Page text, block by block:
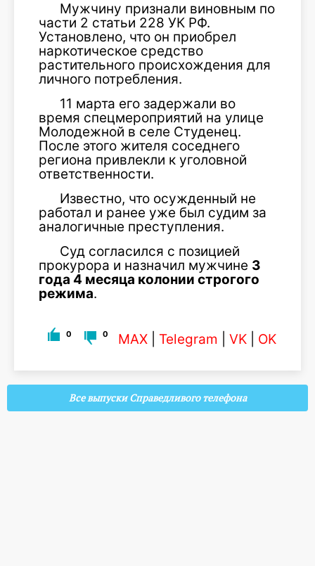
Мужчину признали виновным по
части 2 статьи 228 УК РФ.
Установлено, что он приобрел
наркотическое средство
растительного происхождения для
личного потребления.
11 марта его задержали во
время спецмероприятий на улице
Молодежной в селе Студенец.
После этого жителя соседнего
региона привлекли к уголовной
ответственности.
Известно, что осужденный не
работал и ранее уже был судим за
аналогичные преступления.
Суд согласился с позицией
прокурора и назначил мужчине 3
года 4 месяца колонии строгого
режима.
0 0 MAX Telegram VK OK
Все выпуски Справедливого телефона